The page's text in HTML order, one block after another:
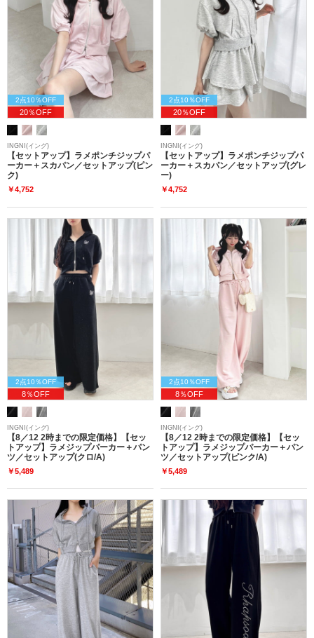
2点10％OFF
20％OFF
INGNI(イング)
【セットアップ】ラメポンチジップパ
ーカー＋スカパン／セットアップ(ピン
ク)
￥4,752
2点10％OFF
20％OFF
INGNI(イング)
【セットアップ】ラメポンチジップパ
ーカー＋スカパン／セットアップ(グレ
ー)
￥4,752
2点10％OFF
8％OFF
INGNI(イング)
【8／12 2時までの限定価格】【セッ
トアップ】ラメジップパーカー＋パン
ツ／セットアップ(クロ/A)
￥5,489
2点10％OFF
8％OFF
INGNI(イング)
【8／12 2時までの限定価格】【セッ
トアップ】ラメジップパーカー＋パン
ツ／セットアップ(ピンク/A)
￥5,489